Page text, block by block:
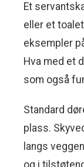
Et
eller et
eksempler
Hva med et
som også
Standard
plass.
langs